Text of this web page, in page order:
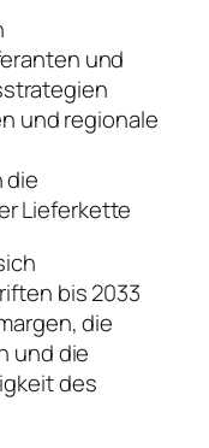
und
und regionale
die
Lieferkette
bis 2033
die
und die
des